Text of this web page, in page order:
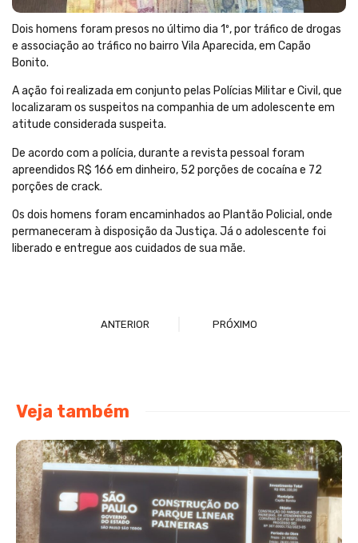
Dois homens foram presos no último dia 1º, por tráfico de drogas
e associação ao tráfico no bairro Vila Aparecida, em Capão
Bonito.
A ação foi realizada em conjunto pelas Polícias Militar e Civil, que
localizaram os suspeitos na companhia de um adolescente em
atitude considerada suspeita.
De acordo com a polícia, durante a revista pessoal foram
apreendidos R$ 166 em dinheiro, 52 porções de cocaína e 72
porções de crack.
Os dois homens foram encaminhados ao Plantão Policial, onde
permaneceram à disposição da Justiça. Já o adolescente foi
liberado e entregue aos cuidados de sua mãe.
ANTERIOR PRÓXIMO
Veja também